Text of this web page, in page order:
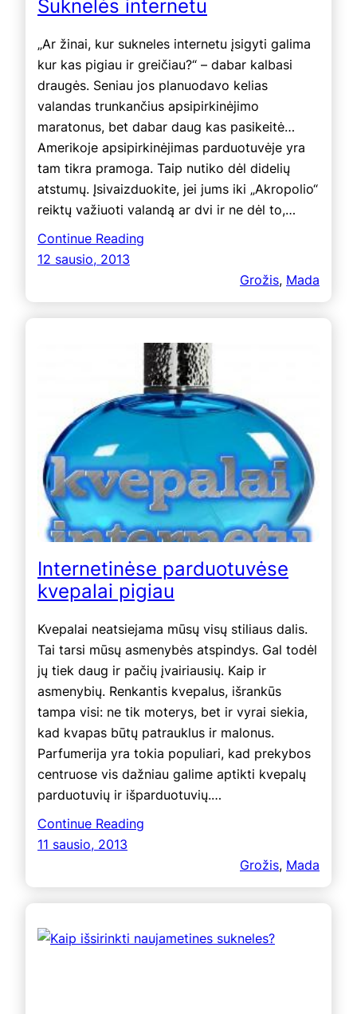
Suknelės internetu
„Ar žinai, kur sukneles internetu įsigyti galima
kur kas pigiau ir greičiau?“ – dabar kalbasi
draugės. Seniau jos planuodavo kelias
valandas trunkančius apsipirkinėjimo
maratonus, bet dabar daug kas pasikeitė…
Amerikoje apsipirkinėjimas parduotuvėje yra
tam tikra pramoga. Taip nutiko dėl didelių
atstumų. Įsivaizduokite, jei jums iki „Akropolio“
reiktų važiuoti valandą ar dvi ir ne dėl to,…
Continue Reading
12 sausio, 2013
Grožis, Mada
Internetinėse parduotuvėse
kvepalai pigiau
Kvepalai neatsiejama mūsų visų stiliaus dalis.
Tai tarsi mūsų asmenybės atspindys. Gal todėl
jų tiek daug ir pačių įvairiausių. Kaip ir
asmenybių. Renkantis kvepalus, išrankūs
tampa visi: ne tik moterys, bet ir vyrai siekia,
kad kvapas būtų patrauklus ir malonus.
Parfumerija yra tokia populiari, kad prekybos
centruose vis dažniau galime aptikti kvepalų
parduotuvių ir išparduotuvių.…
Continue Reading
11 sausio, 2013
Grožis, Mada